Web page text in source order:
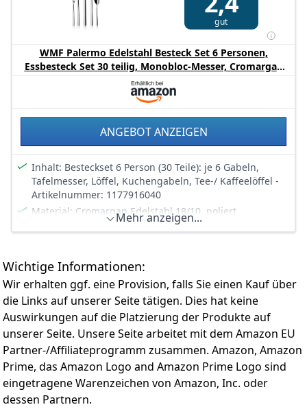
Die soliden Monobloc Tafelmesser aus rostfreiem
Klingenstahl werden aus einem Stück geschmiedet und
langanhaltende Schärfe
Das Besteckset wird in einer hochwertigen
Besteckkassette geliefert. Die Abbildung auf dem
Geschenkkarton ist bei allen WMF Bestecken einheitlich
geführt (Modell Atria poliert)
gut
WMF Palermo Edelstahl Besteck Set 6 Personen,
Essbesteck Set 30 teilig, Monobloc-Messer, Cromargan
Edelstahl poliert, glänzend, spülmaschinenfest
ANGEBOT ANZEIGEN
Inhalt: Besteckset 6 Person (30 Teile): je 6 Gabeln,
Tafelmesser, Löffel, Kuchengabeln, Tee-/ Kaffeelöffel -
Artikelnummer: 1177916040
Material: Cromargan Edelstahl 18/10, poliert
(glänzend). Besteckteile aus Cromargan sind beständig
Das Monoblocmesser liegt gut in der Hand und hat ein
ausgewogenes Gewicht. Die Oberflächen sind präzise
beabreitet. Alle Kanten sorgfältig verrundet
Die soliden Monobloc Tafelmesser aus rostfreiem
Klingenstahl werden aus einem Stück geschmiedet und
im Ganzen gehärtet. Der Wellenschliff garantiert
langanhaltende Schärfe
Das Besteckset wird in einer hochwertigen
Besteckkassette geliefert. Die Abbildung auf dem
Geschenkkarton ist bei allen WMF Bestecken einheitlich
Mehr anzeigen...
Wichtige Informationen:
Wir erhalten ggf. eine Provision, falls Sie einen Kauf über
die Links auf unserer Seite tätigen. Dies hat keine
Auswirkungen auf die Platzierung der Produkte auf
unserer Seite. Unsere Seite arbeitet mit dem Amazon EU
Partner-/Affiliateprogramm zusammen. Amazon, Amazon
Prime, das Amazon Logo and Amazon Prime Logo sind
eingetragene Warenzeichen von Amazon, Inc. oder
dessen Partnern.